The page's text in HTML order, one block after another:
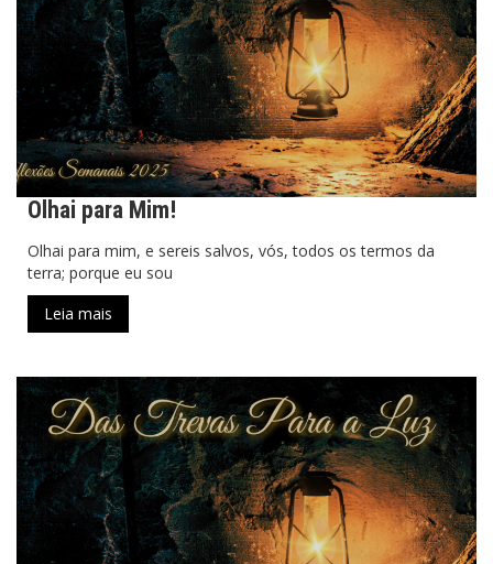
Olhai para Mim!
Olhai para mim, e sereis salvos, vós, todos os termos da
terra; porque eu sou
Leia mais